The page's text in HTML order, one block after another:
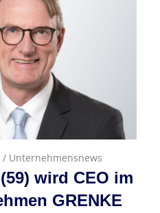
/ Unternehmensnews
wird CEO im
GRENKE